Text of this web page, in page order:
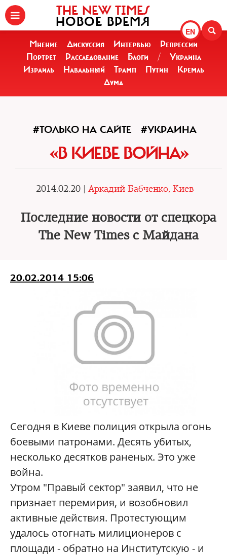
EN
THE NEW TIMES
НОВОЕ ВРЕМЯ
Мнение Дискуссия Интервью
Репрессии
Портрет
Расследование Блоги /
Украина
Израиль
Навальный Трамп Путин
Кремль
Дума
#ТОЛЬКО НА САЙТЕ #УКРАИНА
«В КИЕВЕ ВОЙНА»
2014.02.20 | Аркадий Бабченко, Киев
Последние новости от спецкора
The New Times с Майдана
20.02.2014 15:06
Сегодня в Киеве полиция открыла огонь
боевыми патронами. Десять убитых,
несколько десятков раненых. Это уже
война.
Утром "Правый сектор" заявил, что не
признает перемирия, и возобновил
активные действия. Протестующим
удалось отогнать милиционеров с
площади - обратно на Институтскую - и